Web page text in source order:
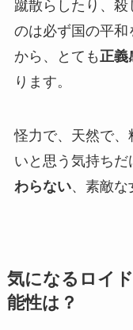
蹴散らしたり、
のは必ず国の平和
から、とても正義
ります。
怪力で、天然で、
いと思う気持ちだ
わらない、素敵な
気になるロイ
能性は？